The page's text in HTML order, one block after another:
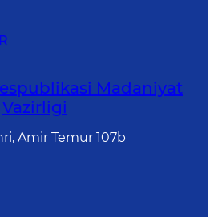
Madaniyat
Vazirligi
Amir Temur 107b